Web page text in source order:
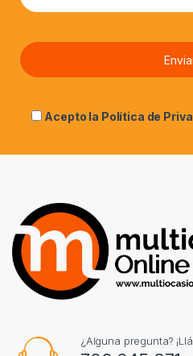
Acepto la Política de
¿Alguna pregunta?